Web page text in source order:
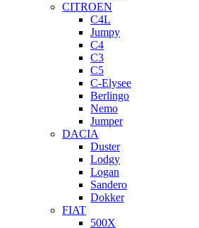
CITROEN
C4L
Jumpy
C4
C3
C5
C-Elysee
Berlingo
Nemo
Jumper
DACIA
Duster
Lodgy
Logan
Sandero
Dokker
FIAT
500X